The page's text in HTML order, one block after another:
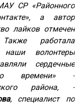
СР «Районного
а автор
лайков отмечен
работала
наши волонтеры
сердечные
времени» -
района, -
, специалист по